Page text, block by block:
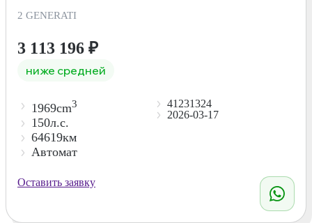
2 GENERATI
3 113 196 ₽
ниже средней
1969cm3
150л.с.
64619км
Автомат
41231324
2026-03-17
Оставить заявку